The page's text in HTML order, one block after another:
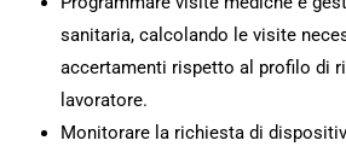
sanitaria, calcolando le visite
accertamenti rispetto al profilo di
lavoratore.
Monitorare la richiesta di